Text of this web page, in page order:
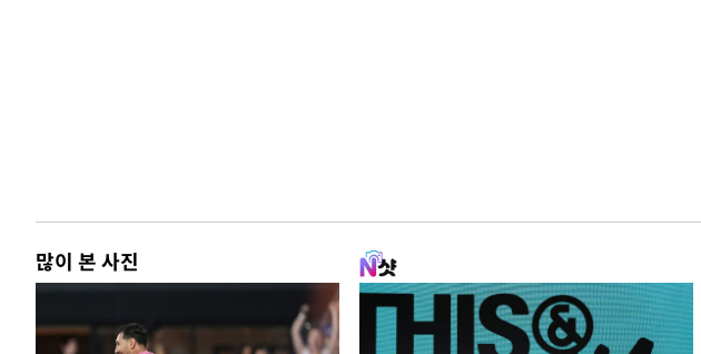
많이 본 사진